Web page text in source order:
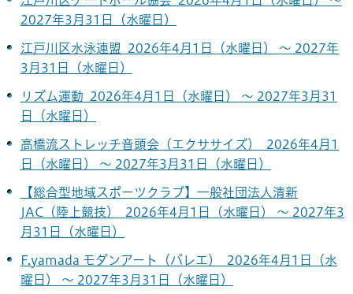
2027年3月31日（水曜日）
江戸川区水泳連盟 2026年4月1日（水曜日） ～ 2027年
3月31日（水曜日）
リズム運動 2026年4月1日（水曜日） ～ 2027年3月31
日（水曜日）
高橋流ストレッチ音頭会（エクササイズ） 2026年4月1
日（水曜日） ～ 2027年3月31日（水曜日）
【総合型地域スポーツクラブ】一般社団法人清新
JAC（陸上競技） 2026年4月1日（水曜日） ～ 2027年3
月31日（水曜日）
F.yamada モダンアート（バレエ） 2026年4月1日（水
曜日） ～ 2027年3月31日（水曜日）